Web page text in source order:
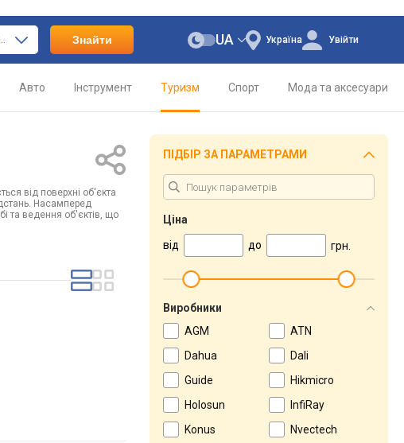
тільки пнб та тепловізори Знайти Україна
UA Увійти
Авто Інструмент Туризм Спорт Мода та аксесуари
від поверхні об'єкта
Насамперед
та ведення об'єктів, що
ПІДБІР ЗА ПАРАМЕТРАМИ
Ціна
від
до грн.
Виробники
AGM
ATN
Dahua
Dali
Guide
Hikmicro
Holosun
InfiRay
Konus
Nvectech